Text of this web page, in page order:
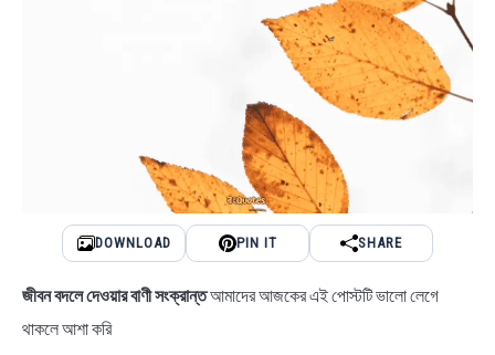
DOWNLOAD PIN IT SHARE
জীবন বদলে দেওয়ার বাণীসংক্রান্তআমাদের আজকের এই পোস্টটি ভালো লেগে
থাকলে আশা করি